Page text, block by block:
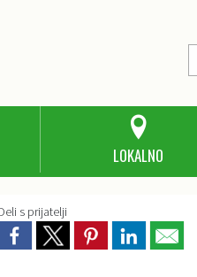
LOKALNO
s prijatelji